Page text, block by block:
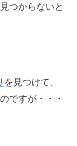
つからないと
を見つけて、
ですが・・・